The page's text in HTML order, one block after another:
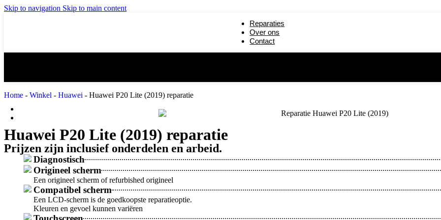
Skip to navigation Skip to main content
Reparaties
Over ons
Contact
iPad mini 3 reparatie
iPad Air 3 (2019) reparatie
Home - Winkel - Huawei - Huawei P20 Lite (2019) reparatie
Huawei P20 Lite (2019) reparatie
Prijzen zijn inclusief onderdelen en arbeid.
Diagnostisch
Origineel scherm
Een origineel scherm of refurbished origineel
Compatibel scherm
Een LCD-scherm is de goedkoopste reparatieoptie.
Kleuren en gevoel kunnen variëren